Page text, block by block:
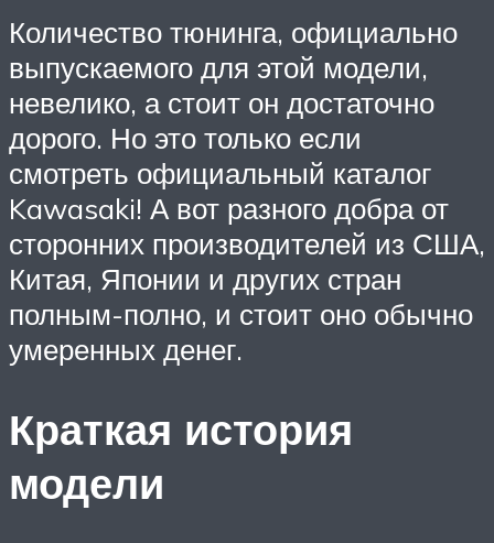
Количество тюнинга, официально
выпускаемого для этой модели,
невелико, а стоит он достаточно
дорого. Но это только если
смотреть официальный каталог
Kawasaki! А вот разного добра от
сторонних производителей из США,
Китая, Японии и других стран
полным-полно, и стоит оно обычно
умеренных денег.
Краткая история
модели